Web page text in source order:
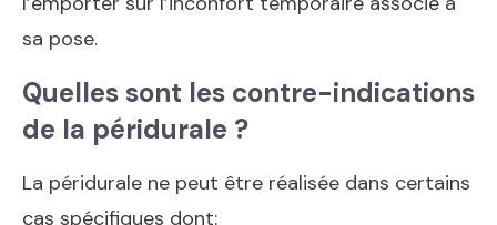
sa pose.
Quelles sont les contre-indications
de la péridurale ?
La péridurale ne peut être réalisée dans certains
cas spécifiques dont: